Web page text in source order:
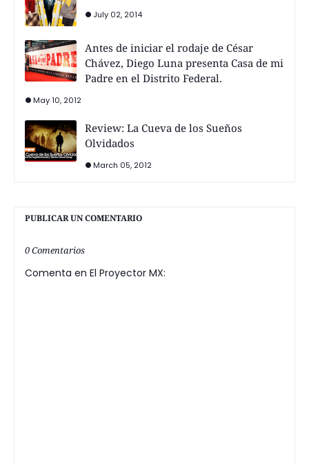
July 02, 2014
Antes de iniciar el rodaje de César
Chávez, Diego Luna presenta Casa de mi
Padre en el Distrito Federal.
May 10, 2012
Review: La Cueva de los Sueños
Olvidados
March 05, 2012
PUBLICAR UN COMENTARIO
0 Comentarios
Comenta en El Proyector MX: